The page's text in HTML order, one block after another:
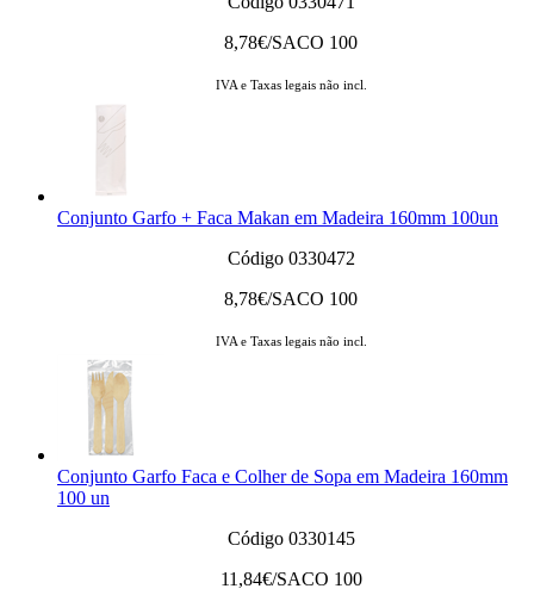
8,78€/SACO 100
IVA e Taxas legais não incl.
Conjunto Garfo + Faca Makan em Madeira 160mm 100un
Código 0330472
8,78€/SACO 100
IVA e Taxas legais não incl.
Conjunto Garfo Faca e Colher de Sopa em Madeira 160mm
100 un
Código 0330145
11,84€/SACO 100